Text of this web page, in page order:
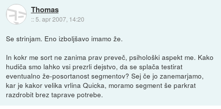
Thomas
:: 5. apr 2007, 14:20
Se strinjam. Eno izboljšavo imamo že.
In kokr me sort ne zanima prav preveč, psihološki aspekt me. Kako
hudiča smo lahko vsi prezrli dejstvo, da se splača testirat
eventualno že-posortanost segmentov? Sej če jo zanemarjamo,
kar je kakor velika vrlina Quicka, moramo segment še parkrat
razdrobit brez taprave potrebe.